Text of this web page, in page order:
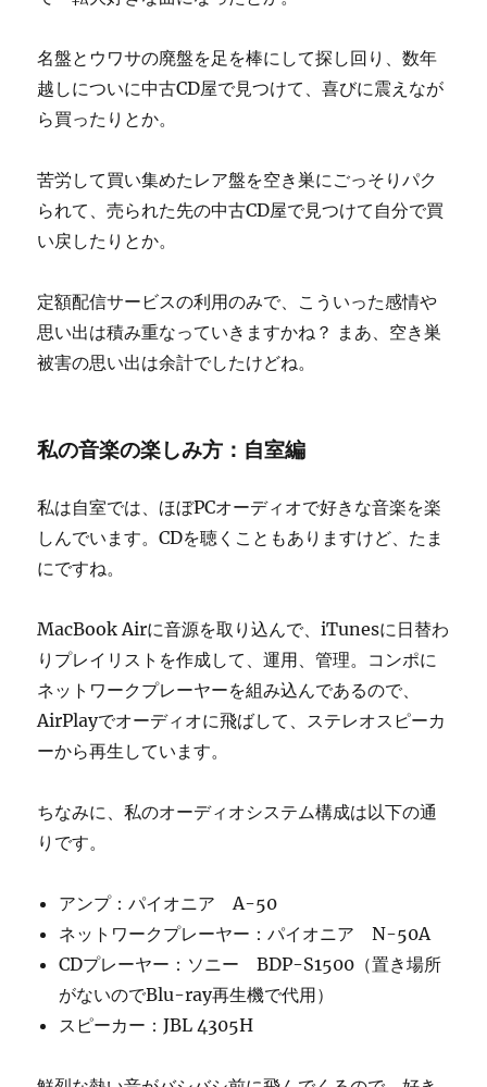
名盤とウワサの廃盤を足を棒にして探し回り、数年
越しについに中古CD屋で見つけて、喜びに震えなが
ら買ったりとか。
苦労して買い集めたレア盤を空き巣にごっそりパク
られて、売られた先の中古CD屋で見つけて自分で買
い戻したりとか。
定額配信サービスの利用のみで、こういった感情や
思い出は積み重なっていきますかね？ まあ、空き巣
被害の思い出は余計でしたけどね。
私の音楽の楽しみ方：自室編
私は自室では、ほぼPCオーディオで好きな音楽を楽
しんでいます。CDを聴くこともありますけど、たま
にですね。
MacBook Airに音源を取り込んで、iTunesに日替わ
りプレイリストを作成して、運用、管理。コンポに
ネットワークプレーヤーを組み込んであるので、
AirPlayでオーディオに飛ばして、ステレオスピーカ
ーから再生しています。
ちなみに、私のオーディオシステム構成は以下の通
りです。
アンプ：パイオニア A-50
ネットワークプレーヤー：パイオニア N-50A
CDプレーヤー：ソニー BDP-S1500（置き場所
がないのでBlu-ray再生機で代用）
スピーカー：JBL 4305H